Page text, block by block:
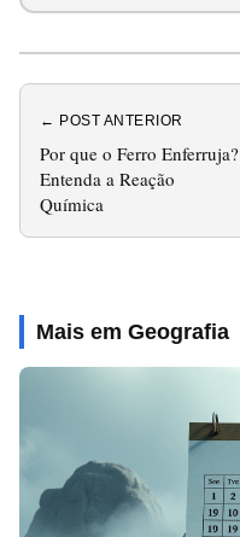
← POST ANTERIOR
Por que o Ferro Enferruja?
Entenda a Reação
Química
Mais em Geografia